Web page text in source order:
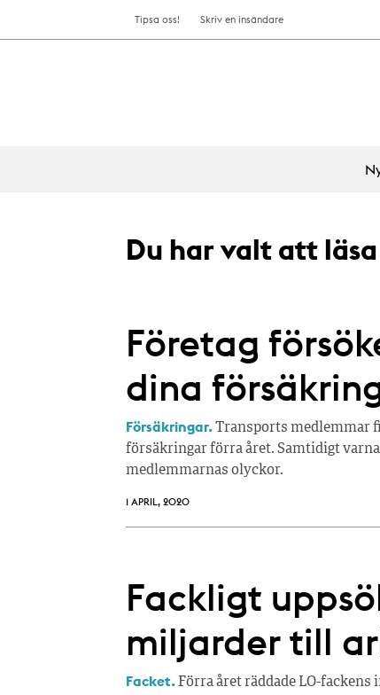
Tipsa oss! Skriv en insändare
Du har valt att
Företag
dina
Försäkringar.Transports medlemmar
försäkringar förra året. Samtidigt
medlemmarnas olyckor.
1 APRIL, 2020
Fackligt
miljarder till
Facket. Förra året räddade LO-